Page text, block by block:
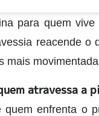
para quem
reacende o
mais
atravessa a
quem enfrenta o